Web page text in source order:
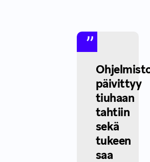
päivittyy
tiuhaan
tahtiin
sekä
tukeen
saa